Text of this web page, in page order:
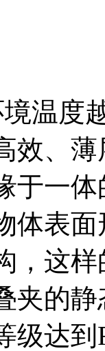
温度
效、
于一
体表
，这
夹的
级达